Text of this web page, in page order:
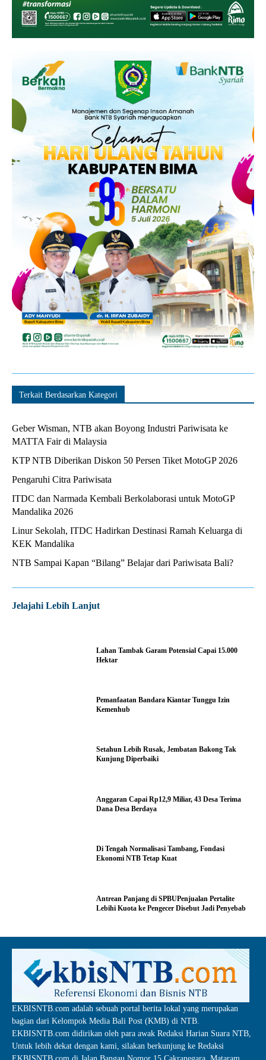
Terkait Berdasarkan Kategori
Geber Wisman, NTB akan Boyong Industri Pariwisata ke
MATTA Fair di Malaysia
KTP NTB Diberikan Diskon 50 Persen Tiket MotoGP 2026
Pengaruhi Citra Pariwisata
ITDC dan Narmada Kembali Berkolaborasi untuk MotoGP
Mandalika 2026
Linur Sekolah, ITDC Hadirkan Destinasi Ramah Keluarga di
KEK Mandalika
NTB Sampai Kapan “Bilang” Belajar dari Pariwisata Bali?
Jelajahi Lebih Lanjut
Lahan Tambak Garam Potensial Capai 15.000
Hektar
Pemanfaatan Bandara Kiantar Tunggu Izin
Kemenhub
Setahun Lebih Rusak, Jembatan Bakong Tak
Kunjung Diperbaiki
Anggaran Capai Rp12,9 Miliar, 43 Desa Terima
Dana Desa Berdaya
Di Tengah Normalisasi Tambang, Fondasi
Ekonomi NTB Tetap Kuat
Antrean Panjang di SPBUPenjualan Pertalite
Lebihi Kuota ke Pengecer Disebut Jadi Penyebab
EKBISNTB.com adalah sebuah portal berita lokal yang merupakan
bagian dari Kelompok Media Bali Post (KMB) di NTB.
EKBISNTB.com didirikan oleh para awak Redaksi Harian Suara NTB,
Untuk lebih dekat dengan kami, silakan berkunjung ke Redaksi